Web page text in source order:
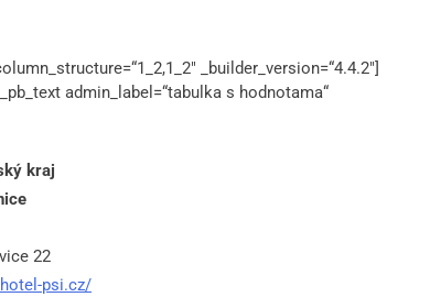
_builder_version=“4.4.2″]
admin_label=“tabulka s hodnotama“
kraj
22
psi.cz/